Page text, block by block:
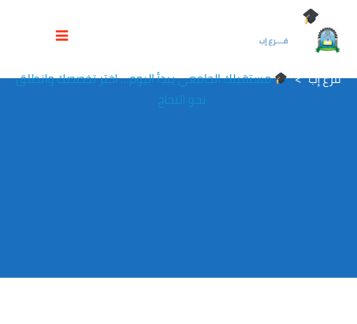
تخصصك وانطلق نحو النجاح
مواقع جامعة العلوم والتكنولوجيا
فرع إب >
مستقبلك الجامعي يبدأ اليوم… اختر تخصصك وانطلق
نحو النجاح